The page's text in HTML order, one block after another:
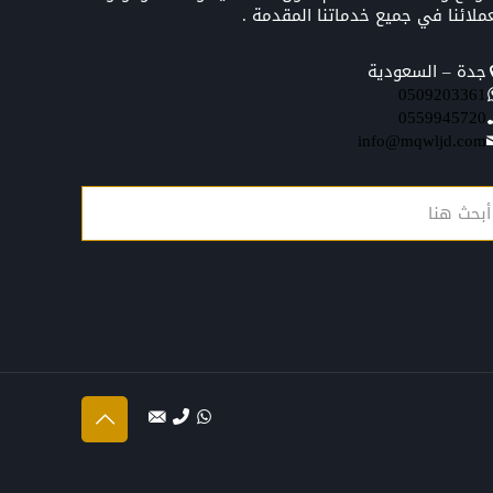
في جميع خدماتنا المقدمة .
جدة – السعودية
0509203361‬‏‬‏
0559945720
info@mqwljd.com